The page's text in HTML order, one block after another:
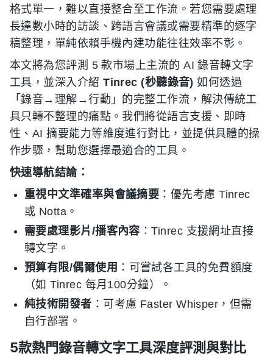
格式單一，難以直接整合至工作流。若您需要處理
長達數小時的訪談、跨語言會議或需要精準的逐字
稿整理，單純依賴手機內建功能往往效率不彰。
本文將為您評測 5 款市場上主流的 AI 錄音轉文字
工具，並深入介紹Tinrec (秒聽錄音) 如何透過
「錄音→理解→行動」的完整工作流，解決傳統工
具只轉不整理的痛點。我們將從語言支援、即時
性、AI 摘要能力等維度進行對比，並提供具體的操
作步驟，幫助您選擇最適合的工具。
快速導航結論：
重視中文準確率與會議摘要 ：優先考慮 Tinrec
或 Notta。
需要處理影片/播客內容 ：Tinrec 支援網址直接
轉文字。
預算有限/偶爾使用 ：可嘗試各工具的免費額度
（如 Tinrec 每月100分鐘）。
純技術開發者 ：可考慮 Faster Whisper，但需
自行部署。
5款熱門錄音轉文字工具深度評測與對比